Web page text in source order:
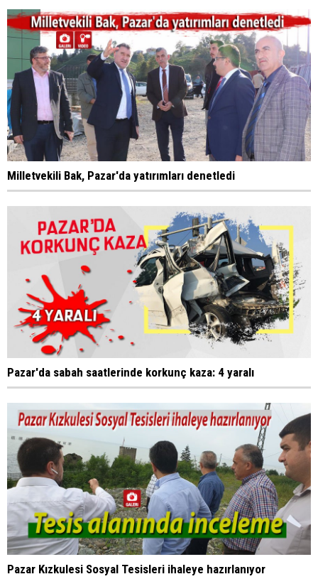
Milletvekili Bak, Pazar'da yatırımları denetledi
Pazar'da sabah saatlerinde korkunç kaza: 4 yaralı
Pazar Kızkulesi Sosyal Tesisleri ihaleye hazırlanıyor